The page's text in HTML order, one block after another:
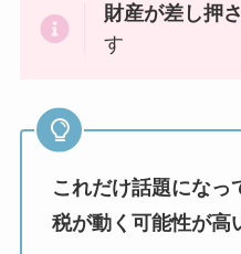
財産が差し押
す
これだけ話題になっ
税が動く可能性が高